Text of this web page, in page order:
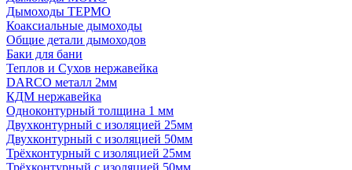
Дымоходы ТЕРМО
Коаксиальные дымоходы
Общие детали дымоходов
Баки для бани
Теплов и Сухов нержавейка
DARCO металл 2мм
КДМ нержавейка
Одноконтурный толщина 1 мм
Двухконтурный с изоляцией 25мм
Двухконтурный с изоляцией 50мм
Трёхконтурный с изоляцией 25мм
Трёхконтурный с изоляцией 50мм